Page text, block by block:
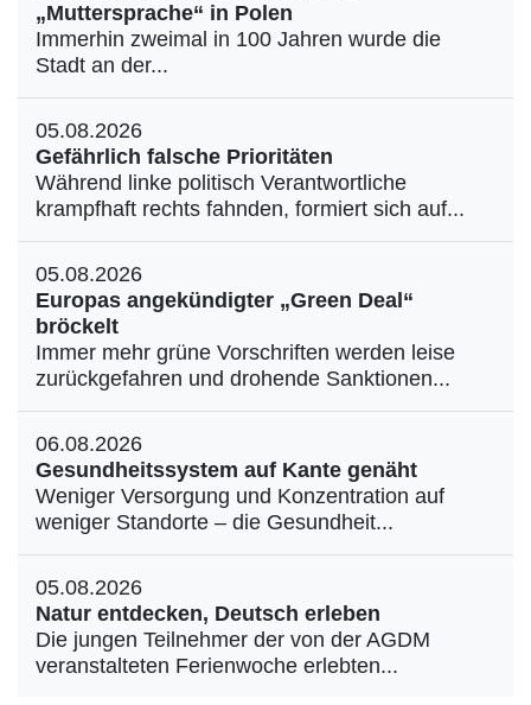
„Muttersprache“ in Polen
Immerhin zweimal in 100 Jahren wurde die
Stadt an der...
05.08.2026
Gefährlich falsche Prioritäten
Während linke politisch Verantwortliche
krampfhaft rechts fahnden, formiert sich auf...
05.08.2026
Europas angekündigter „Green Deal“
bröckelt
Immer mehr grüne Vorschriften werden leise
zurückgefahren und drohende Sanktionen...
06.08.2026
Gesundheitssystem auf Kante genäht
Weniger Versorgung und Konzentration auf
weniger Standorte – die Gesundheit...
05.08.2026
Natur entdecken, Deutsch erleben
Die jungen Teilnehmer der von der AGDM
veranstalteten Ferienwoche erlebten...